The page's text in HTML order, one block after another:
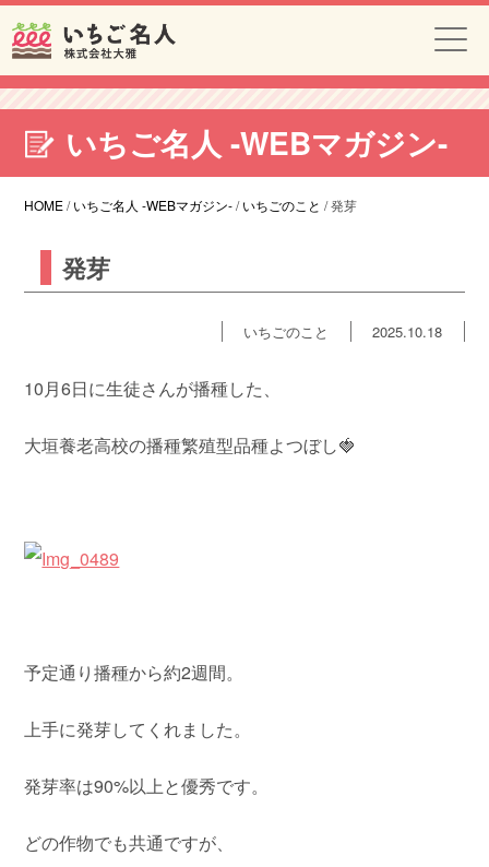
いちご名人 -WEBマガジン-
HOME/いちご名人 -WEBマガジン-/いちごのこと /発芽
発芽
いちごのこと 2025.10.18
10月6日に生徒さんが播種した、
大垣養老高校の播種繁殖型品種よつぼし🍓
予定通り播種から約2週間。
上手に発芽してくれました。
発芽率は90%以上と優秀です。
どの作物でも共通ですが、